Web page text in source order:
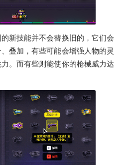
新技能并不会替换旧的，它们会
叠加，有些可能会增强人物的灵
。而有些则能使你的枪械威力达